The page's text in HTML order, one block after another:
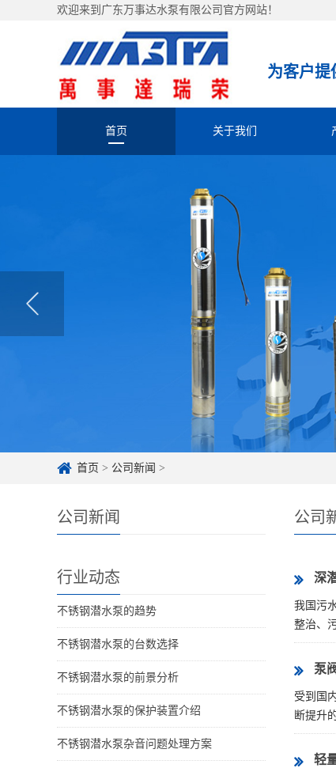
欢迎来到广东万事达水泵有限公司官方网站！
为客户提
首页 关于我们
首页 > 公司新闻 >
公司新闻
行业动态
不锈钢潜水泵的趋势
不锈钢潜水泵的台数选择
不锈钢潜水泵的前景分析
不锈钢潜水泵的保护装置介绍
不锈钢潜水泵杂音问题处理方案
公司
深
我国污
整治、
泵
受到国
断提升
轻